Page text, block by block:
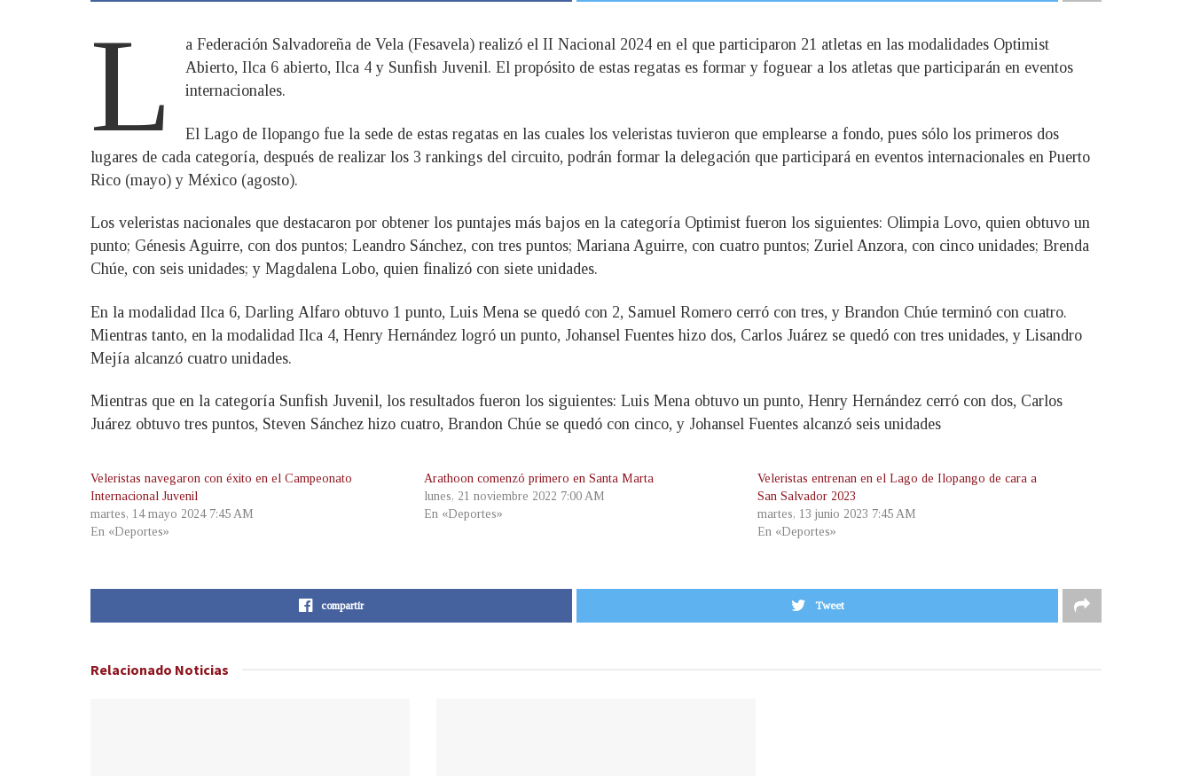
L
a Federación Salvadoreña de Vela (Fesavela) realizó el II Nacional 2024 en el que participaron 21 atletas en las modalidades Optimist
Abierto, Ilca 6 abierto, Ilca 4 y Sunfish Juvenil. El propósito de estas regatas es formar y foguear a los atletas que participarán en eventos
internacionales.
El Lago de Ilopango fue la sede de estas regatas en las cuales los veleristas tuvieron que emplearse a fondo, pues sólo los primeros dos
lugares de cada categoría, después de realizar los 3 rankings del circuito, podrán formar la delegación que participará en eventos internacionales en Puerto
Rico (mayo) y México (agosto).
Los veleristas nacionales que destacaron por obtener los puntajes más bajos en la categoría Optimist fueron los siguientes: Olimpia Lovo, quien obtuvo un
punto; Génesis Aguirre, con dos puntos; Leandro Sánchez, con tres puntos; Mariana Aguirre, con cuatro puntos; Zuriel Anzora, con cinco unidades; Brenda
Chúe, con seis unidades; y Magdalena Lobo, quien finalizó con siete unidades.
En la modalidad Ilca 6, Darling Alfaro obtuvo 1 punto, Luis Mena se quedó con 2, Samuel Romero cerró con tres, y Brandon Chúe terminó con cuatro.
Mientras tanto, en la modalidad Ilca 4, Henry Hernández logró un punto, Johansel Fuentes hizo dos, Carlos Juárez se quedó con tres unidades, y Lisandro
Mejía alcanzó cuatro unidades.
Mientras que en la categoría Sunfish Juvenil, los resultados fueron los siguientes: Luis Mena obtuvo un punto, Henry Hernández cerró con dos, Carlos
Juárez obtuvo tres puntos, Steven Sánchez hizo cuatro, Brandon Chúe se quedó con cinco, y Johansel Fuentes alcanzó seis unidades
Veleristas navegaron con éxito en el Campeonato
Internacional Juvenil
martes, 14 mayo 2024 7:45 AM
En «Deportes»
Arathoon comenzó primero en Santa Marta
lunes, 21 noviembre 2022 7:00 AM
En «Deportes»
Veleristas entrenan en el Lago de Ilopango de cara a
San Salvador 2023
martes, 13 junio 2023 7:45 AM
En «Deportes»
compartir Tweet
Relacionado Noticias